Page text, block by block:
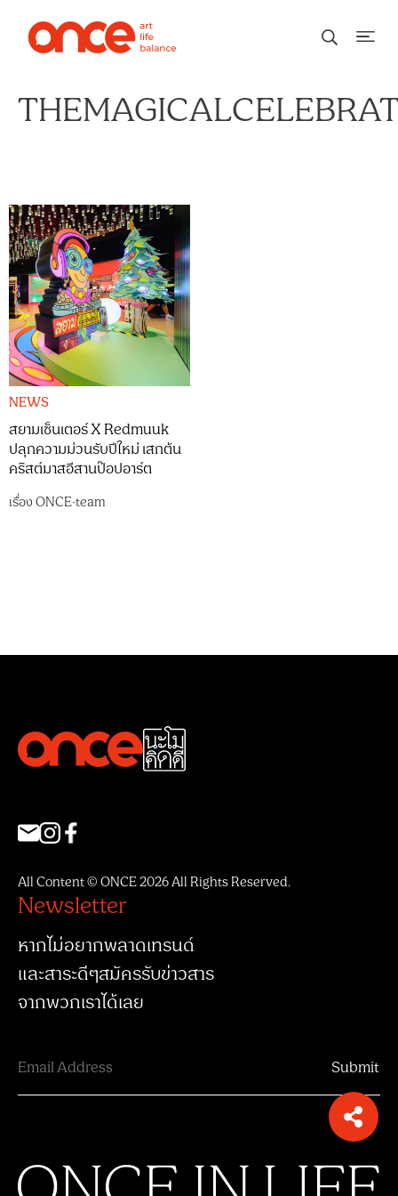
NEWS
สยามเซ็นเตอร์ X Redmuuk
ปลุกความม่วนรับปีใหม่ เสกต้น
คริสต์มาสอีสานป๊อปอาร์ต
เรื่องONCE-team
All Content © ONCE 2026 All Rights Reserved.
Newsletter
หากไม่อยากพลาดเทรนด์
และสาระดีๆสมัครรับข่าวสาร
จากพวกเราได้เลย